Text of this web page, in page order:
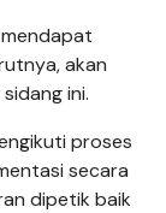
akan
ini.
proses
secara
dipetik baik